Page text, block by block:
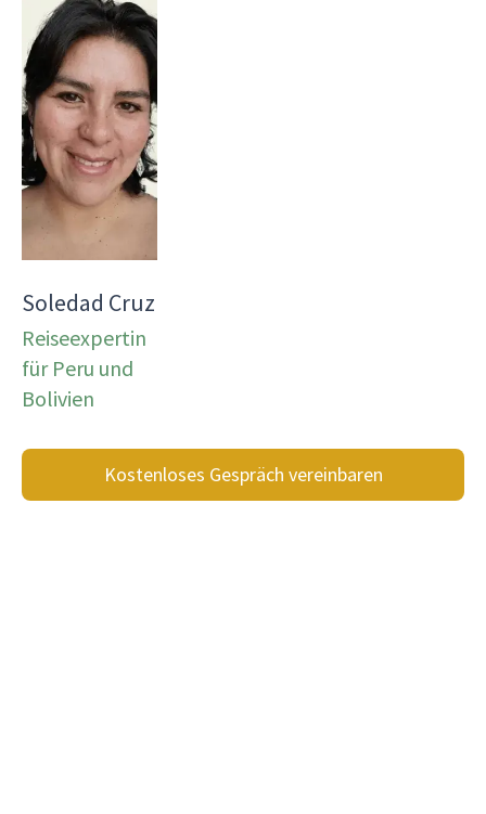
Soledad Cruz
Reiseexpertin
für Peru und
Bolivien
Kostenloses Gespräch vereinbaren